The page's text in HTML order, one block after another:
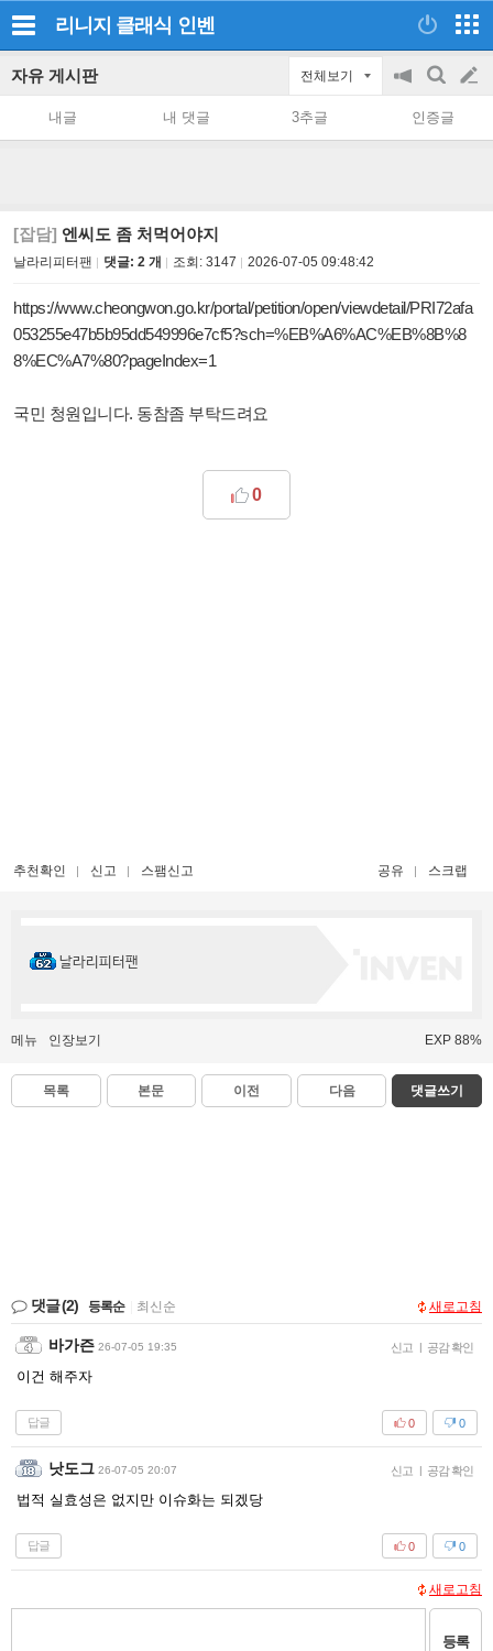
리니지 클래식 인벤
자유 게시판 전체보기
공
on/off
검
색
글
쓰
내글 내 댓글 3추글 인증글
[잡담] 엔씨도 좀 처먹어야지
날라리피터팬 댓글: 2 개 조회: 3147 2026-07-05 09:48:42
https://www.cheongwon.go.kr/portal/petition/open/viewdetail/PRI72afa
053255e47b5b95dd549996e7cf5?sch=%EB%A6%AC%EB%8B%8
8%EC%A7%80?pageIndex=1
국민 청원입니다. 동참좀 부탁드려요
0
추천확인 신고 스팸신고 공유 스크랩
날라리피터팬
메뉴 인장보기 EXP 88%
목록 본문 이전 다음 댓글쓰기
댓글(2) 등록순 최신순 새로고침
바가즌 26-07-05 19:35 신고 | 공감 확인
이건 해주자
답글 0
0
낫도그 26-07-05 20:07 신고 | 공감 확인
법적 실효성은 없지만 이슈화는 되겠당
답글 0
0
새로고침
등록